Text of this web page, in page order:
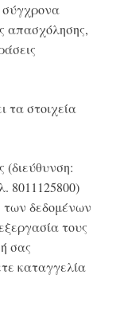
σύγχρονα
απασχόλησης,
τα στοιχεία
(διεύθυνση:
8011125800)
των δεδομένων
τους
σας
καταγγελία